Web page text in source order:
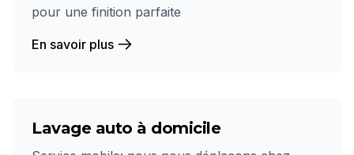
pour une finition parfaite
En savoir plus
Lavage auto à domicile